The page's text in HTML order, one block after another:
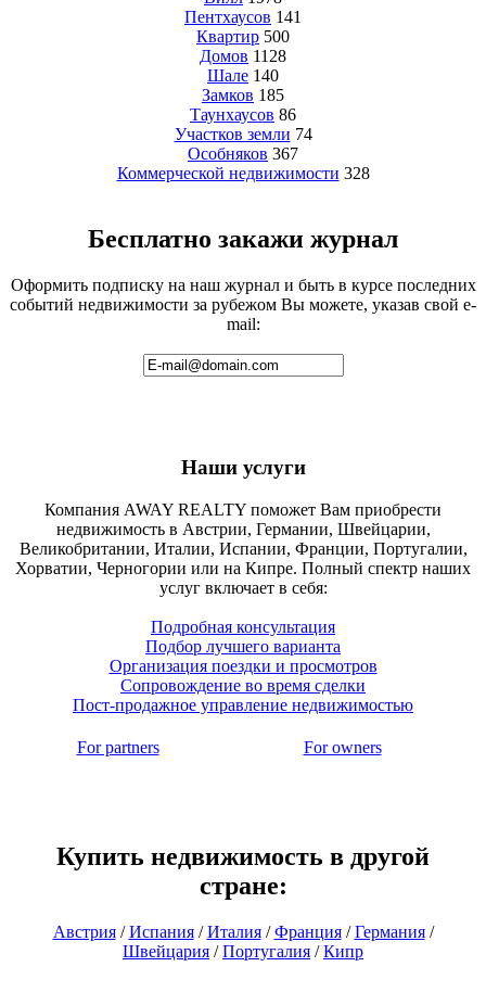
Пентхаусов 141
Квартир 500
Домов 1128
Шале 140
Замков 185
Таунхаусов 86
Участков земли 74
Особняков 367
Коммерческой недвижимости 328
Бесплатно закажи журнал
Оформить подписку на наш журнал и быть в курсе последних
событий недвижимости за рубежом Вы можете, указав свой e-
mail:
Наши услуги
Компания AWAY REALTY поможет Вам приобрести
недвижимость в Австрии, Германии, Швейцарии,
Великобритании, Италии, Испании, Франции, Португалии,
Хорватии, Черногории или на Кипре. Полный спектр наших
услуг включает в себя:
Подробная консультация
Подбор лучшего варианта
Организация поездки и просмотров
Сопровождение во время сделки
Пост-продажное управление недвижимостью
For partners For owners
Купить недвижимость в другой
стране:
Австрия/Испания/Италия/Франция/Германия/
Швейцария /Португалия /Кипр